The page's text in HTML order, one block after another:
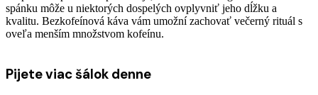
spánku môže u niektorých dospelých ovplyvniť jeho dĺžku a
kvalitu. Bezkofeínová káva vám umožní zachovať večerný rituál s
oveľa menším množstvom kofeínu.
Pijete viac šálok denne